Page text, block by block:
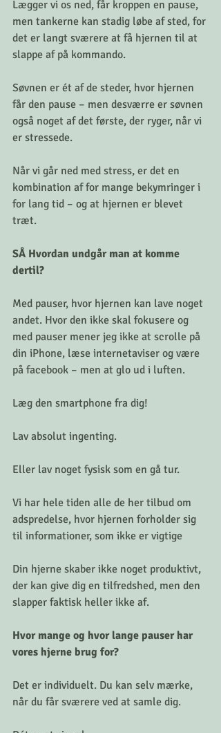
Lægger vi os ned, får kroppen en pause,
men tankerne kan stadig løbe af sted, for
det er langt sværere at få hjernen til at
slappe af på kommando.
Søvnen er ét af de steder, hvor hjernen
får den pause – men desværre er søvnen
også noget af det første, der ryger, når vi
er stressede.
Når vi går ned med stress, er det en
kombination af for mange bekymringer i
for lang tid – og at hjernen er blevet
træt.
SÅ Hvordan undgår man at komme
dertil?
Med pauser, hvor hjernen kan lave noget
andet. Hvor den ikke skal fokusere og
med pauser mener jeg ikke at scrolle på
din iPhone, læse internetaviser og være
på facebook – men at glo ud i luften.
Læg den smartphone fra dig!
Lav absolut ingenting.
Eller lav noget fysisk som en gå tur.
Vi har hele tiden alle de her tilbud om
adspredelse, hvor hjernen forholder sig
til informationer, som ikke er vigtige
Din hjerne skaber ikke noget produktivt,
der kan give dig en tilfredshed, men den
slapper faktisk heller ikke af.
Hvor mange og hvor lange pauser har
vores hjerne brug for?
Det er individuelt. Du kan selv mærke,
når du får sværere ved at samle dig.